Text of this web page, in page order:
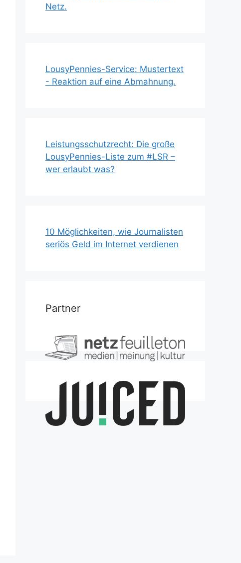
Netz.
LousyPennies-Service: Mustertext
- Reaktion auf eine Abmahnung.
Leistungsschutzrecht: Die große
LousyPennies-Liste zum #LSR –
wer erlaubt was?
10 Möglichkeiten, wie Journalisten
seriös Geld im Internet verdienen
Partner